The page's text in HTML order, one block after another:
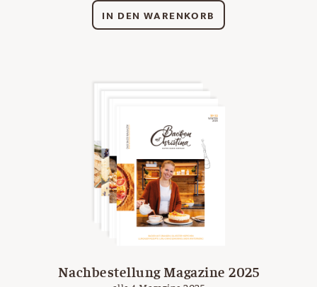
IN DEN WARENKORB
Nachbestellung Magazine 2025